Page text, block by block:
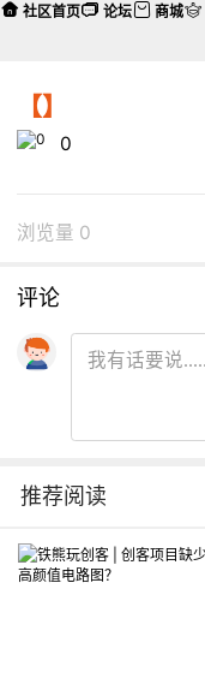
【】
0
浏览量 0
评论
推荐阅读
社区首页 论坛 商城